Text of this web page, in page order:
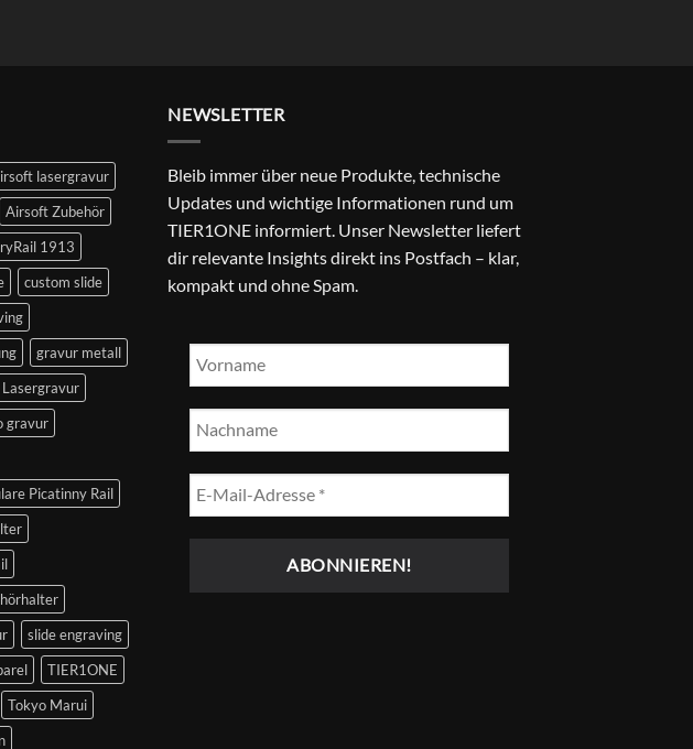
lasergravur
Airsoft Zubehör
1913
custom slide
gravur metall
Lasergravur
gravur
Picatinny Rail
slide engraving
TIER1ONE
Tokyo Marui
NEWSLETTER
Bleib immer über neue Produkte, technische
Updates und wichtige Informationen rund um
TIER1ONE informiert. Unser Newsletter liefert
dir relevante Insights direkt ins Postfach – klar,
kompakt und ohne Spam.